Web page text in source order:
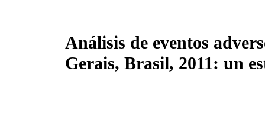
Análisis de eventos
Gerais, Brasil, 2011: un